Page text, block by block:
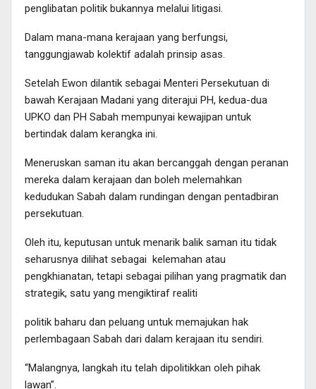
penglibatan politik bukannya melalui litigasi.
Dalam mana-mana kerajaan yang berfungsi,
tanggungjawab kolektif adalah prinsip asas.
Setelah Ewon dilantik sebagai Menteri Persekutuan di
bawah Kerajaan Madani yang diterajui PH, kedua-dua
UPKO dan PH Sabah mempunyai kewajipan untuk
bertindak dalam kerangka ini.
Meneruskan saman itu akan bercanggah dengan peranan
mereka dalam kerajaan dan boleh melemahkan
kedudukan Sabah dalam rundingan dengan pentadbiran
persekutuan.
Oleh itu, keputusan untuk menarik balik saman itu tidak
seharusnya dilihat sebagai kelemahan atau
pengkhianatan, tetapi sebagai pilihan yang pragmatik dan
strategik, satu yang mengiktiraf realiti
politik baharu dan peluang untuk memajukan hak
perlembagaan Sabah dari dalam kerajaan itu sendiri.
“Malangnya, langkah itu telah dipolitikkan oleh pihak
lawan”.